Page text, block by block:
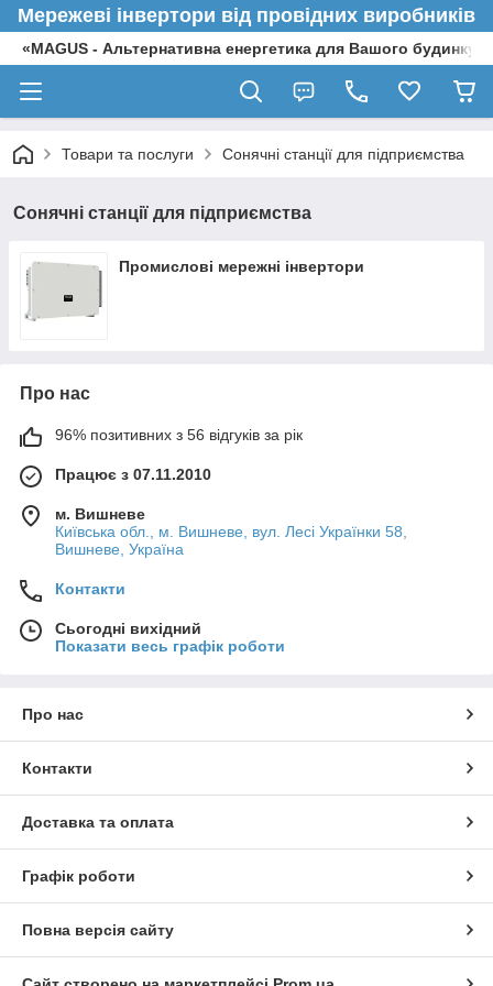
Мережеві інвертори від провідних виробників
«MAGUS - Альтернативна енергетика для Вашого будинку»
Товари та послуги Сонячні станції для підприємства
Сонячні станції для підприємства
Промислові мережні інвертори
Про нас
96% позитивних з 56 відгуків за рік
Працює з 07.11.2010
м. Вишневе
Київська обл., м. Вишневе, вул. Лесі Українки 58,
Вишневе, Україна
Контакти
Сьогодні вихідний
Показати весь графік роботи
Про нас
Контакти
Доставка та оплата
Графік роботи
Повна версія сайту